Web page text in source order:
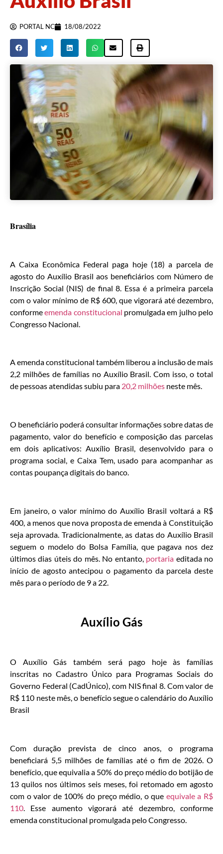
PORTAL NC 18/08/2022
Brasília
A Caixa Econômica Federal paga hoje (18) a parcela de
agosto do Auxílio Brasil aos beneficiários com Número de
Inscrição Social (NIS) de final 8. Essa é a primeira parcela
com o valor mínimo de R$ 600, que vigorará até dezembro,
conformeemenda constitucional promulgada em julho pelo
Congresso Nacional.
A emenda constitucional também liberou a inclusão de mais
2,2 milhões de famílias no Auxílio Brasil. Com isso, o total
de pessoas atendidas subiu para 20,2 milhões neste mês.
O beneficiário poderá consultar informações sobre datas de
pagamento, valor do benefício e composição das parcelas
em dois aplicativos: Auxílio Brasil, desenvolvido para o
programa social, e Caixa Tem, usado para acompanhar as
contas poupança digitais do banco.
Em janeiro, o valor mínimo do Auxílio Brasil voltará a R$
400, a menos que nova proposta de emenda à Constituição
seja aprovada. Tradicionalmente, as datas do Auxílio Brasil
seguem o modelo do Bolsa Família, que pagava nos dez
últimos dias úteis do mês. No entanto, portaria editada no
início de agosto antecipou o pagamento da parcela deste
mês para o período de 9 a 22.
Auxílio Gás
O Auxílio Gás também será pago hoje às famílias
inscritas no Cadastro Único para Programas Sociais do
Governo Federal (CadÚnico), com NIS final 8. Com valor de
R$ 110 neste mês, o benefício segue o calendário do Auxílio
Brasil
Com duração prevista de cinco anos, o programa
beneficiará 5,5 milhões de famílias até o fim de 2026. O
benefício, que equivalia a 50% do preço médio do botijão de
13 quilos nos últimos seis meses, foi retomado em agosto
com o valor de 100% do preço médio, o que equivale a R$
110. Esse aumento vigorará até dezembro, conforme
emenda constitucional promulgada pelo Congresso.